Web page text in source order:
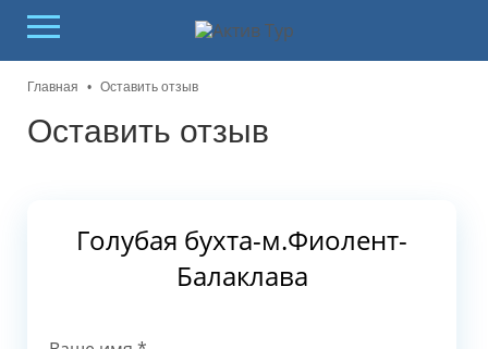
Главная • Оставить отзыв
Оставить отзыв
Голубая бухта-м.Фиолент-
Балаклава